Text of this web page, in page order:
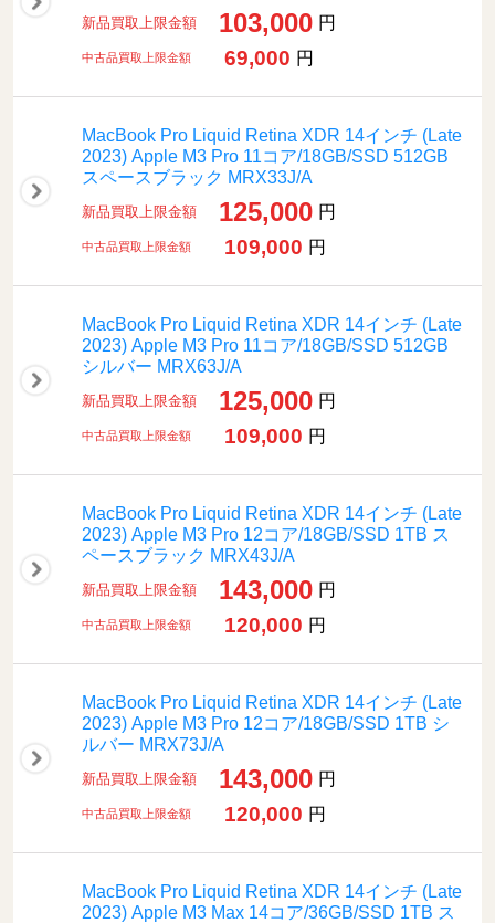
新品買取上限金額 103,000 円
中古品買取上限金額 69,000 円
MacBook Pro Liquid Retina XDR 14インチ (Late
2023) Apple M3 Pro 11コア/18GB/SSD 512GB
スペースブラック MRX33J/A
新品買取上限金額 125,000 円
中古品買取上限金額 109,000 円
MacBook Pro Liquid Retina XDR 14インチ (Late
2023) Apple M3 Pro 11コア/18GB/SSD 512GB
シルバー MRX63J/A
新品買取上限金額 125,000 円
中古品買取上限金額 109,000 円
MacBook Pro Liquid Retina XDR 14インチ (Late
2023) Apple M3 Pro 12コア/18GB/SSD 1TB ス
ペースブラック MRX43J/A
新品買取上限金額 143,000 円
中古品買取上限金額 120,000 円
MacBook Pro Liquid Retina XDR 14インチ (Late
2023) Apple M3 Pro 12コア/18GB/SSD 1TB シ
ルバー MRX73J/A
新品買取上限金額 143,000 円
中古品買取上限金額 120,000 円
MacBook Pro Liquid Retina XDR 14インチ (Late
2023) Apple M3 Max 14コア/36GB/SSD 1TB ス